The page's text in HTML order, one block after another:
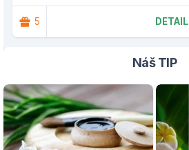
5 DETAIL
Náš TIP